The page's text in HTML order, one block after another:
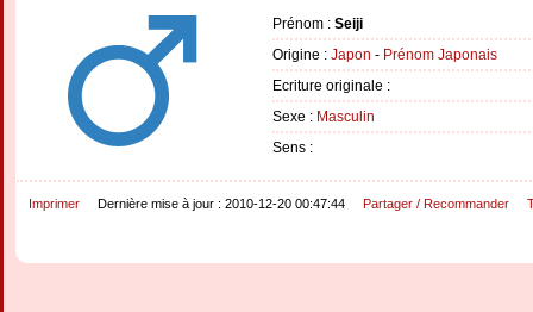
Prénom : Seiji
Origine : Japon - Prénom Japonais
Ecriture originale :
Sexe : Masculin
Sens :
Imprimer Dernière mise à jour : 2010-12-20 00:47:44 Partager / Recommander